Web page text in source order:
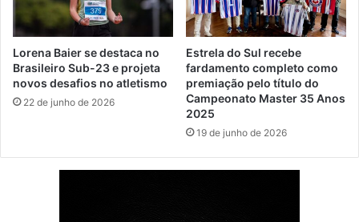
Lorena Baier se destaca no
Brasileiro Sub-23 e projeta
novos desafios no atletismo
22 de junho de 2026
Estrela do Sul recebe
fardamento completo como
premiação pelo título do
Campeonato Master 35 Anos
2025
19 de junho de 2026